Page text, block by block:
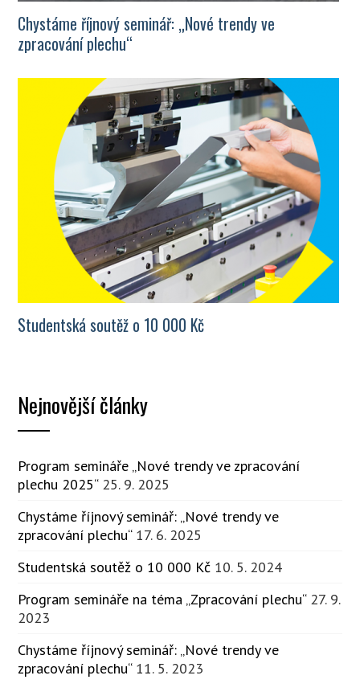
Chystáme říjnový seminář: „Nové trendy ve
zpracování plechu“
Studentská soutěž o 10 000 Kč
Nejnovější články
Program semináře „Nové trendy ve zpracování
plechu 2025“ 25. 9. 2025
Chystáme říjnový seminář: „Nové trendy ve
zpracování plechu“ 17. 6. 2025
Studentská soutěž o 10 000 Kč 10. 5. 2024
Program semináře na téma „Zpracování plechu“ 27. 9.
2023
Chystáme říjnový seminář: „Nové trendy ve
zpracování plechu“ 11. 5. 2023